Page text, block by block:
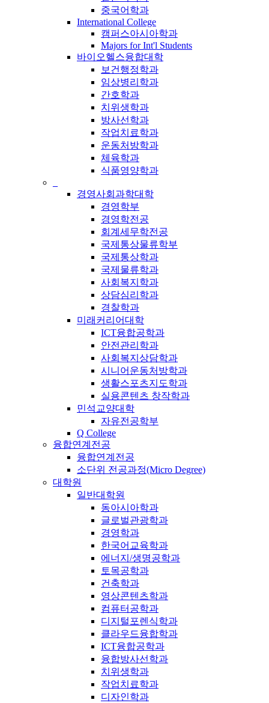
중국어학과
International College
캠퍼스아시아학과
Majors for Int'l Students
바이오헬스융합대학
보건행정학과
임상병리학과
간호학과
치위생학과
방사선학과
작업치료학과
운동처방학과
체육학과
식품영양학과
경영사회과학대학
경영학부
경영학전공
회계세무학전공
국제통상물류학부
국제통상학과
국제물류학과
사회복지학과
상담심리학과
경찰학과
미래커리어대학
ICT융합공학과
안전관리학과
사회복지상담학과
시니어운동처방학과
생활스포츠지도학과
실용콘텐츠 창작학과
민석교양대학
자유전공학부
Q College
융합연계전공
융합연계전공
소단위 전공과정(Micro Degree)
대학원
일반대학원
동아시아학과
글로벌관광학과
경영학과
한국어교육학과
에너지/생명공학과
토목공학과
건축학과
영상콘텐츠학과
컴퓨터공학과
디지털포렌식학과
클라우드융합학과
ICT융합공학과
융합방사선학과
치위생학과
작업치료학과
디자인학과